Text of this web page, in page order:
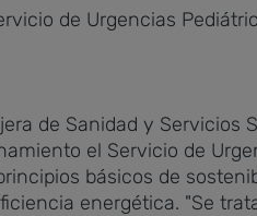
de Urgencias
de Sanidad y Servicios
el Servicio de
básicos de
energética. "Se